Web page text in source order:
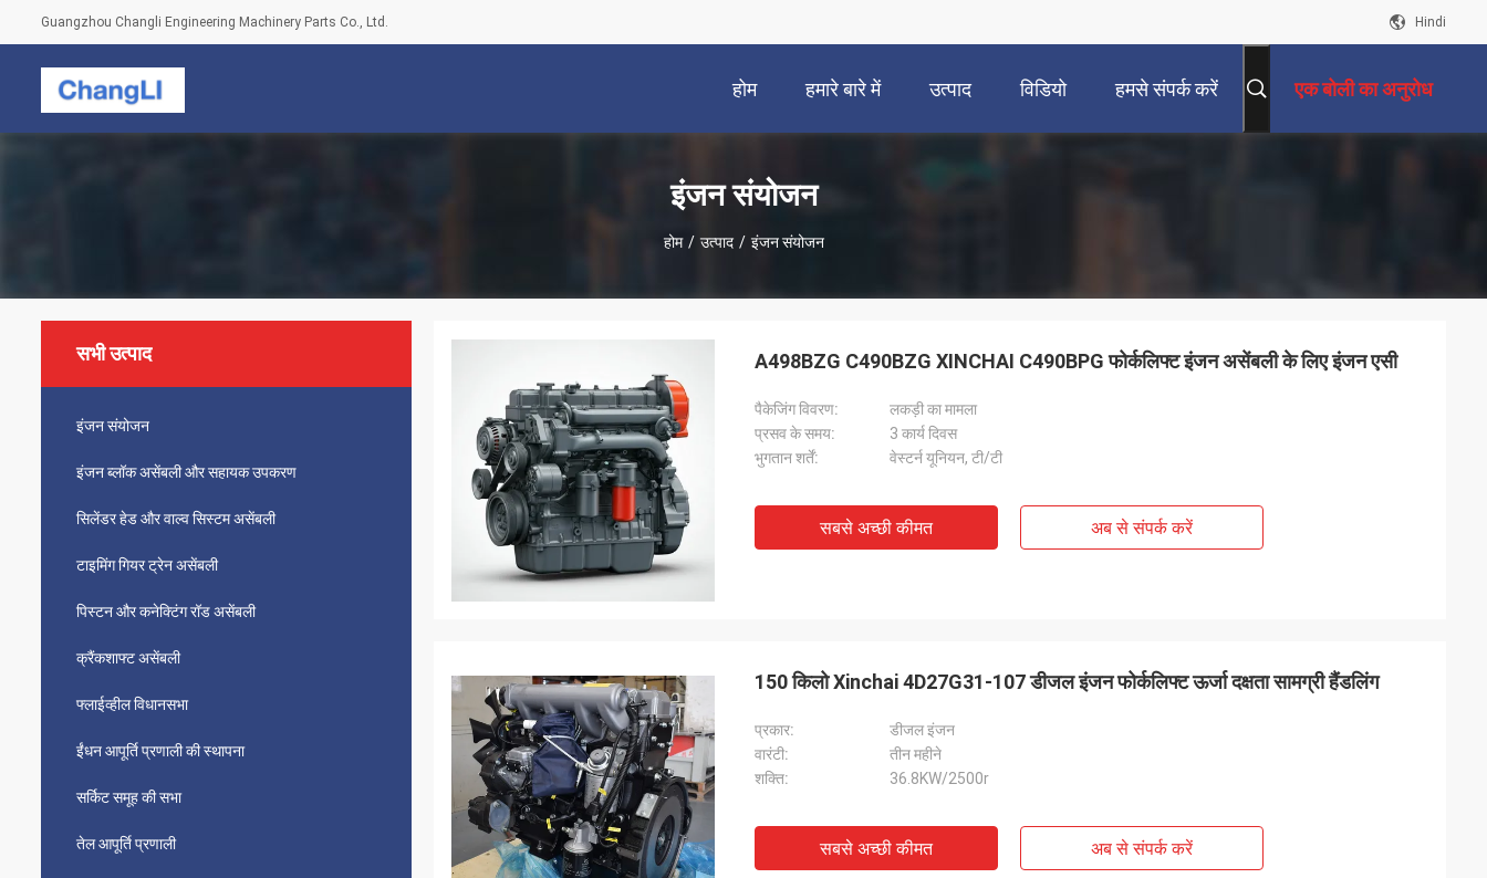
Guangzhou Changli Engineering Machinery Parts Co., Ltd. Hindi
होम हमारे बारे में उत्पाद विडियो हमसे संपर्क करें एक बोली का अनुरोध
इंजन संयोजन
होम / उत्पाद / इंजन संयोजन
सभी उत्पाद
इंजन संयोजन
इंजन ब्लॉक असेंबली और सहायक उपकरण
सिलेंडर हेड और वाल्व सिस्टम असेंबली
टाइमिंग गियर ट्रेन असेंबली
पिस्टन और कनेक्टिंग रॉड असेंबली
क्रैंकशाफ्ट असेंबली
फ्लाईव्हील विधानसभा
ईंधन आपूर्ति प्रणाली की स्थापना
सर्किट समूह की सभा
तेल आपूर्ति प्रणाली
A498BZG C490BZG XINCHAI C490BPG फोर्कलिफ्ट इंजन असेंबली के लिए इंजन एसी
पैकेजिंग विवरण:
लकड़ी का मामला
प्रसव के समय:
3 कार्य दिवस
भुगतान शर्तें:
वेस्टर्न यूनियन, टी/टी
सबसे अच्छी कीमत अब से संपर्क करें
150 किलो Xinchai 4D27G31-107 डीजल इंजन फोर्कलिफ्ट ऊर्जा दक्षता सामग्री हैंडलिंग
प्रकार:
डीजल इंजन
वारंटी:
तीन महीने
शक्ति:
36.8KW/2500r
सबसे अच्छी कीमत अब से संपर्क करें